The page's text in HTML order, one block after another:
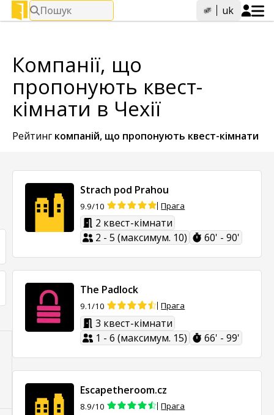
Пошук uk
Компанії, що
пропонують квест-
кімнати в Чехії
Рейтинг компаній, що пропонують квест-кімнати
Strach pod Prahou
9.9/10 Прага
2 квест-кімнати
2 - 5 (максимум. 10)
60' - 90'
The Padlock
9.1/10 Прага
3 квест-кімнати
1 - 6 (максимум. 15)
66' - 99'
Escapetheroom.cz
8.9/10 Прага